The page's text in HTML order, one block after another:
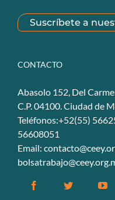
Suscríbete a
CONTACTO
Abasolo 152, Del
C.P. 04100. Ciudad de
Teléfonos:+52(55)
56608051
Email:
FacebookTwitter